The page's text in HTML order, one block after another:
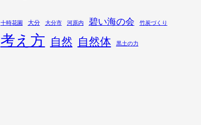
十時花園 大分 大分市 河原内 碧い海の会 竹炭づくり
考え方 自然 自然体 黒土の力